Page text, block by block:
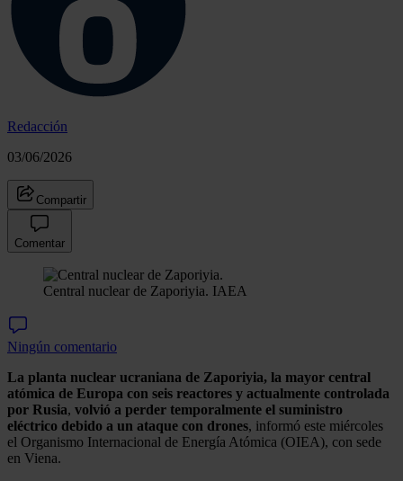
Redacción
03/06/2026
Compartir
Comentar
Central nuclear de Zaporiyia. IAEA
Ningún comentario
La planta nuclear ucraniana de Zaporiyia, la mayor central
atómica de Europa con seis reactores y actualmente controlada
por Rusia, volvió a perder temporalmente el suministro
eléctrico debido a un ataque con drones, informó este miércoles
el Organismo Internacional de Energía Atómica (OIEA), con sede
en Viena.